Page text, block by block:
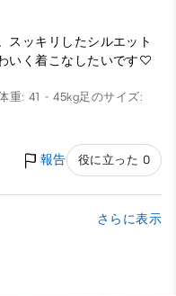
スッキリしたシルエット
いく着こなしたいです♡
重: 41 - 45kg足のサイズ:
報告 役に立った 0
さらに表示